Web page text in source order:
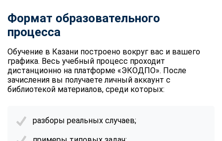
Формат образовательного
процесса
Обучение в Казани построено вокруг вас и вашего
графика. Весь учебный процесс проходит
дистанционно на платформе «ЭКОДПО». После
зачисления вы получаете личный аккаунт с
библиотекой материалов, среди которых:
разборы реальных случаев;